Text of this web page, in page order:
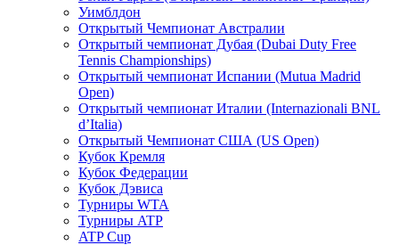
Уимблдон
Открытый Чемпионат Австралии
Открытый чемпионат Дубая (Dubai Duty Free
Tennis Championships)
Открытый чемпионат Испании (Mutua Madrid
Open)
Открытый чемпионат Италии (Internazionali BNL
d’Italia)
Открытый Чемпионат США (US Open)
Кубок Кремля
Кубок Федерации
Кубок Дэвиса
Турниры WTA
Турниры ATP
ATP Cup